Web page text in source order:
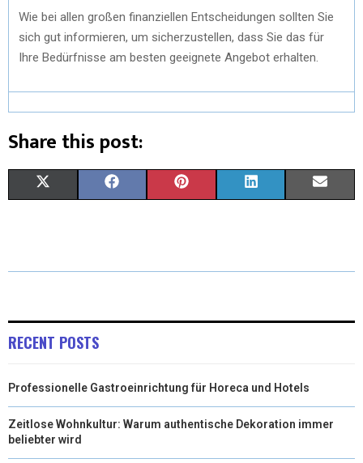
Wie bei allen großen finanziellen Entscheidungen sollten Sie
sich gut informieren, um sicherzustellen, dass Sie das für
Ihre Bedürfnisse am besten geeignete Angebot erhalten.
Share this post:
W
E
R
)
E
K
T
S
T
K
N
I
RECENT POSTS
Professionelle Gastroeinrichtung für Horeca und Hotels
Zeitlose Wohnkultur: Warum authentische Dekoration immer
beliebter wird